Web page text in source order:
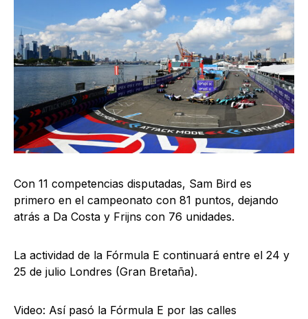
Con 11 competencias disputadas, Sam Bird es
primero en el campeonato con 81 puntos, dejando
atrás a Da Costa y Frijns con 76 unidades.
La actividad de la Fórmula E continuará entre el 24 y
25 de julio Londres (Gran Bretaña).
Video: Así pasó la Fórmula E por las calles